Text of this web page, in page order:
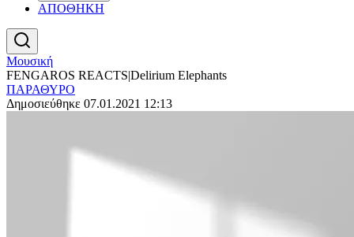
ΑΠΟΘΗΚΗ
Μουσική
FENGAROS REACTS|Delirium Elephants
ΠΑΡΑΘΥΡΟ
Δημοσιεύθηκε 07.01.2021 12:13